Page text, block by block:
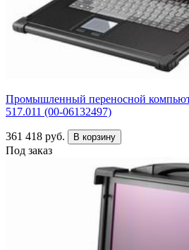
Промышленный переносной
517.011 (00-06132497)
361 418 руб. В корзину
Под заказ